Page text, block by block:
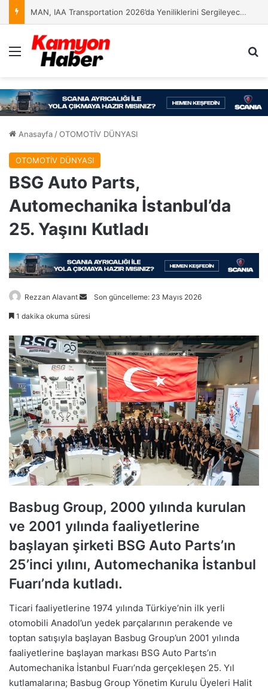
MAN, IAA Transportation 2026’da Yeniliklerini Sergileyecek
Menü
Anasayfa /OTOMOTİV DÜNYASI
OTOMOTİV DÜNYASI
BSG Auto Parts,
Automechanika İstanbul’da
25. Yaşını Kutladı
Rezzan Alavant
Bir
göndermek
Son güncelleme: 23 Mayıs 2026
1 dakika okuma süresi
Basbug Group, 2000 yılında kurulan
ve 2001 yılında faaliyetlerine
başlayan şirketi BSG Auto Parts’ın
25’inci yılını, Automechanika İstanbul
Fuarı’nda kutladı.
Ticari faaliyetlerine 1974 yılında Türkiye’nin ilk yerli
otomobili Anadol’un yedek parçalarının perakende ve
toptan satışıyla başlayan Basbug Group’un 2001 yılında
faaliyetlerine başlayan markası BSG Auto Parts’ın
Automechanika İstanbul Fuarı’nda gerçekleşen 25. Yıl
kutlamalarına; Basbug Group Yönetim Kurulu Üyeleri Halit